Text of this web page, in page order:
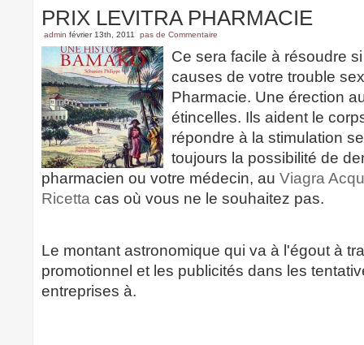
PRIX LEVITRA PHARMACIE
admin février 13th, 2011 pas de Commentaire
Ce sera facile à résoudre
causes de votre trouble
Pharmacie. Une érection
étincelles. Ils aident le
répondre à la stimulation
toujours la possibilité de
pharmacien ou votre médecin, au Viagra
Ricetta cas où vous ne le souhaitez pas.
Le montant astronomique qui va à l'égout à
promotionnel et les publicités dans les
entreprises à.